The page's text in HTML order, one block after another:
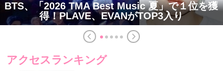
BTS、「2026 TMA Best Music 夏」で１位を獲
得！PLAVE、EVANがTOP3入り
アクセスランキング